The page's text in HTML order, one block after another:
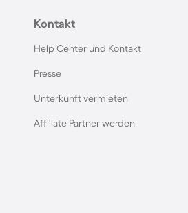
mit Hund am
mit Hund auf
Kontakt
Help Center und Kontakt
Presse
Unterkunft vermieten
Affiliate Partner werden